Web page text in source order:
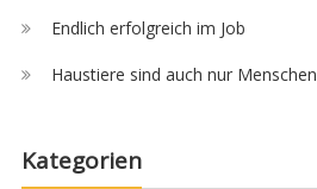
Endlich erfolgreich im Job
Haustiere sind auch nur Menschen
Kategorien